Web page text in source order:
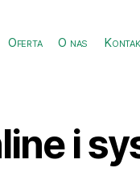
Oferta O nas
i